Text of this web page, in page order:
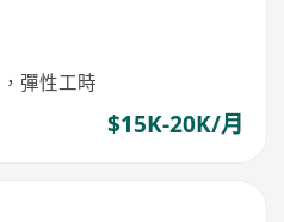
彈性工時
$15K-20K/月